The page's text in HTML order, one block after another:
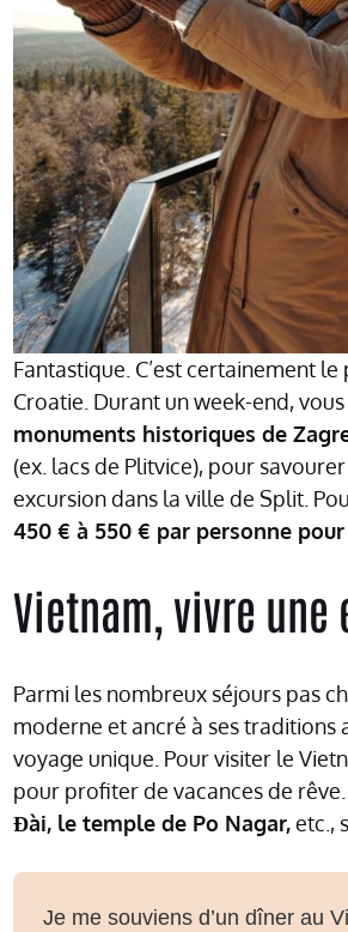
Fantastique. C’est certainement
Croatie. Durant un week-end,
monuments historiques de
(ex. lacs de Plitvice), pour
excursion dans la ville de Split.
450 € à 550 € par personne
Vietnam, vivre une
Parmi les nombreux séjours pas
moderne et ancré à ses traditions
voyage unique. Pour visiter le
pour profiter de vacances de rêve.
Đài, le temple de Po Nagar,etc.,
Je me souviens d’un dîner au